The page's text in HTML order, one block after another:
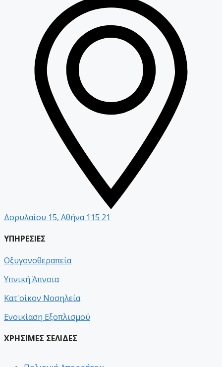
Δορυλαίου 15, Αθήνα 115 21
ΥΠΗΡΕΣΙΕΣ
Οξυγονοθεραπεία
Υπνική Άπνοια
Κατ'οίκον Νοσηλεία
Ενοικίαση Εξοπλισμού
ΧΡΗΣΙΜΕΣ ΣΕΛΙΔΕΣ